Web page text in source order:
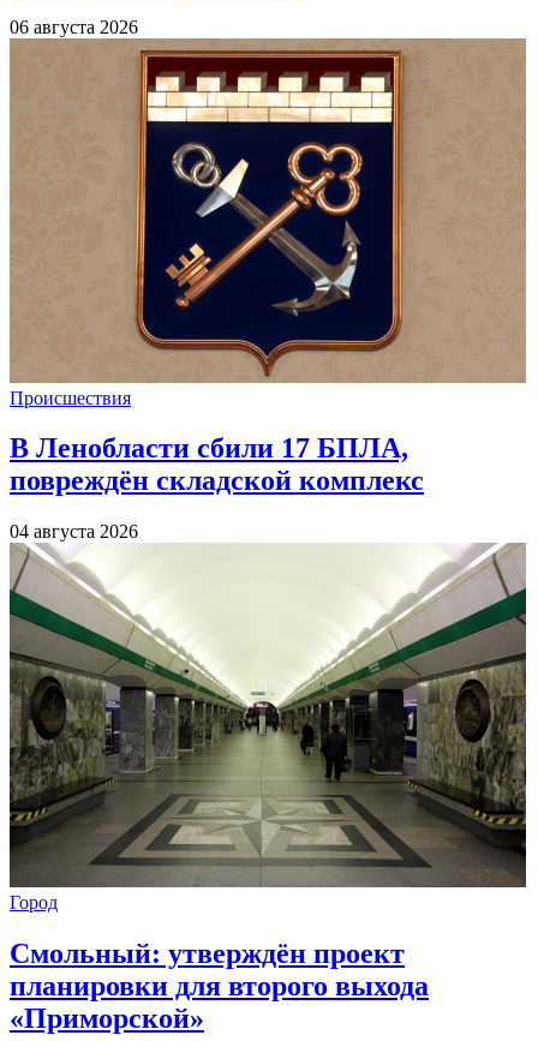
06 августа 2026
Происшествия
В Ленобласти сбили 17 БПЛА,
повреждён складской комплекс
04 августа 2026
Город
Смольный: утверждён проект
планировки для второго выхода
«Приморской»